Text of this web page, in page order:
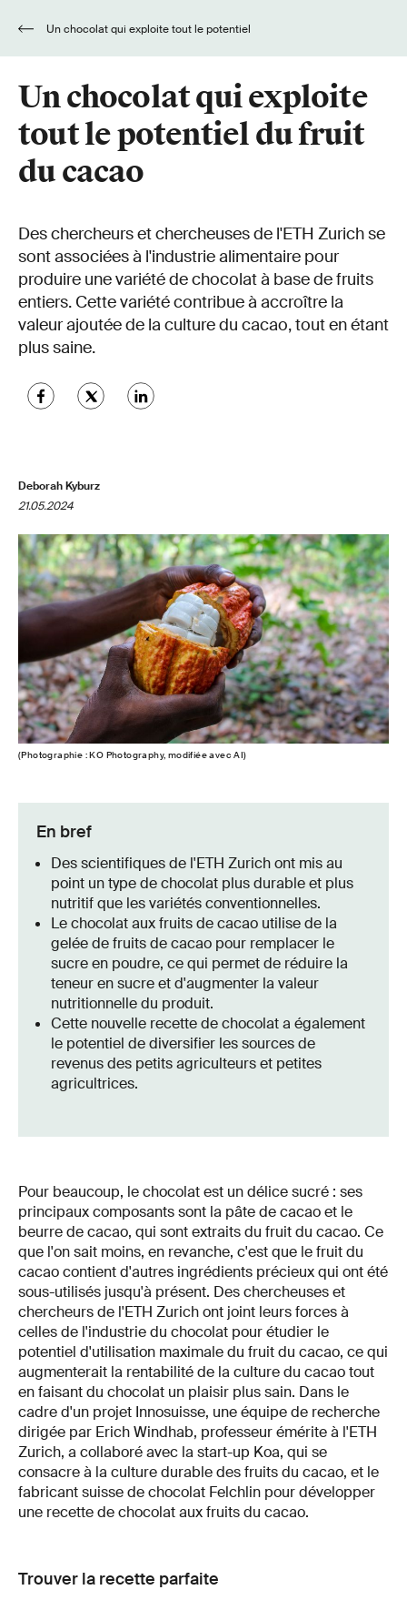
Un chocolat qui exploite
tout le potentiel du fruit
du cacao
Des chercheurs et chercheuses de l'ETH Zurich se
sont associées à l'industrie alimentaire pour
produire une variété de chocolat à base de fruits
entiers. Cette variété contribue à accroître la
valeur ajoutée de la culture du cacao, tout en étant
plus saine.
Deborah Kyburz
21.05.2024
(Photographie : KO Photography, modifiée avec AI)
En bref
Des scientifiques de l'ETH Zurich ont mis au
point un type de chocolat plus durable et plus
nutritif que les variétés conventionnelles.
Le chocolat aux fruits de cacao utilise de la
gelée de fruits de cacao pour remplacer le
sucre en poudre, ce qui permet de réduire la
teneur en sucre et d'augmenter la valeur
nutritionnelle du produit.
Cette nouvelle recette de chocolat a également
le potentiel de diversifier les sources de
revenus des petits agriculteurs et petites
agricultrices.
Pour beaucoup, le chocolat est un délice sucré : ses
principaux composants sont la pâte de cacao et le
beurre de cacao, qui sont extraits du fruit du cacao. Ce
que l'on sait moins, en revanche, c'est que le fruit du
cacao contient d'autres ingrédients précieux qui ont été
sous-utilisés jusqu'à présent. Des chercheuses et
chercheurs de l'ETH Zurich ont joint leurs forces à
celles de l'industrie du chocolat pour étudier le
potentiel d'utilisation maximale du fruit du cacao, ce qui
augmenterait la rentabilité de la culture du cacao tout
en faisant du chocolat un plaisir plus sain. Dans le
cadre d'un projet Innosuisse, une équipe de recherche
dirigée par Erich Windhab, professeur émérite à l'ETH
Zurich, a collaboré avec la start-up Koa, qui se
consacre à la culture durable des fruits du cacao, et le
fabricant suisse de chocolat Felchlin pour développer
une recette de chocolat aux fruits du cacao.
Trouver la recette parfaite